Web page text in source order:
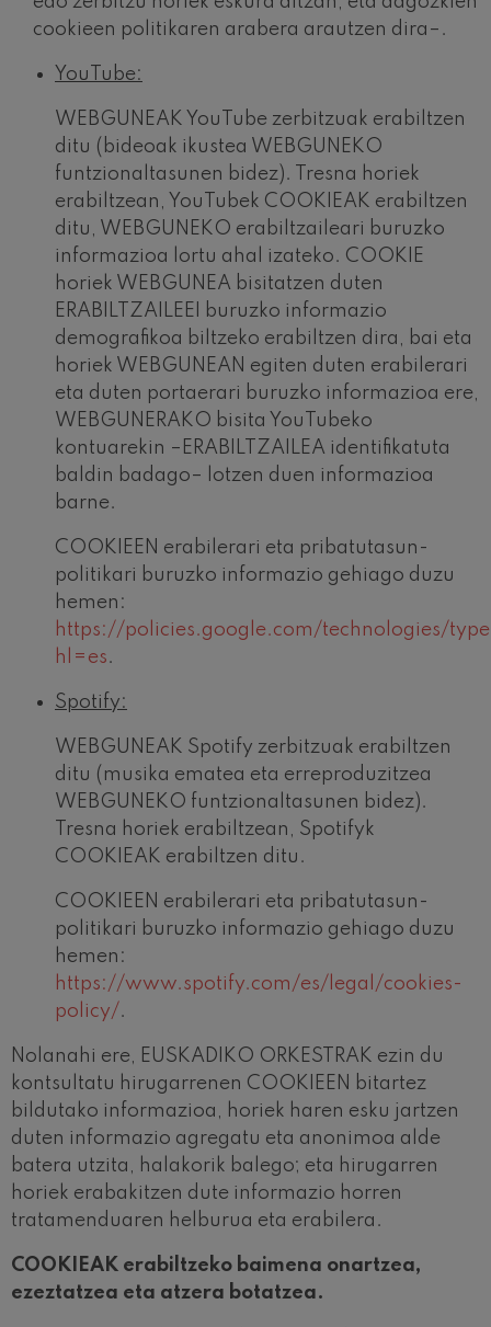
cookieen politikaren arabera arautzen dira–.
YouTube:
WEBGUNEAK YouTube zerbitzuak erabiltzen
ditu (bideoak ikustea WEBGUNEKO
funtzionaltasunen bidez). Tresna horiek
erabiltzean, YouTubek COOKIEAK erabiltzen
ditu, WEBGUNEKO erabiltzaileari buruzko
informazioa lortu ahal izateko. COOKIE
horiek WEBGUNEA bisitatzen duten
ERABILTZAILEEI buruzko informazio
demografikoa biltzeko erabiltzen dira, bai eta
horiek WEBGUNEAN egiten duten erabilerari
eta duten portaerari buruzko informazioa ere,
WEBGUNERAKO bisita YouTubeko
kontuarekin –ERABILTZAILEA identifikatuta
baldin badago– lotzen duen informazioa
barne.
COOKIEEN erabilerari eta pribatutasun-
politikari buruzko informazio gehiago duzu
hemen:
https://policies.google.com/technologies/
hl=es.
Spotify:
WEBGUNEAK Spotify zerbitzuak erabiltzen
ditu (musika ematea eta erreproduzitzea
WEBGUNEKO funtzionaltasunen bidez).
Tresna horiek erabiltzean, Spotifyk
COOKIEAK erabiltzen ditu.
COOKIEEN erabilerari eta pribatutasun-
politikari buruzko informazio gehiago duzu
hemen:
https://www.spotify.com/es/legal/cookies-
policy/.
Nolanahi ere, EUSKADIKO ORKESTRAK ezin du
kontsultatu hirugarrenen COOKIEEN bitartez
bildutako informazioa, horiek haren esku jartzen
duten informazio agregatu eta anonimoa alde
batera utzita, halakorik balego; eta hirugarren
horiek erabakitzen dute informazio horren
tratamenduaren helburua eta erabilera.
COOKIEAK erabiltzeko baimena onartzea,
ezeztatzea eta atzera botatzea.